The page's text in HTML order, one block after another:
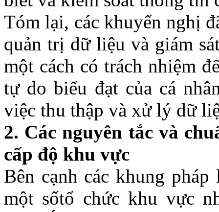
Tóm lại, các khuyến nghị
quản trị dữ liệu và giám
một cách có trách nhiệm
tự do biểu đạt của cá
việc thu thập và xử lý dữ
2. Các nguyên tắc và
cấp độ khu vực
Bên cạnh các khung
một sốtổ chức khu vực